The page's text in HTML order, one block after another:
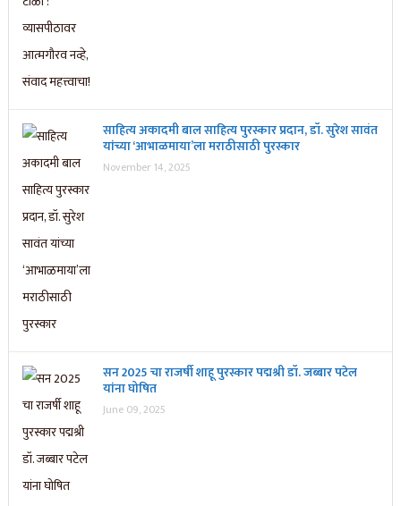
साहित्य अकादमी बाल साहित्य पुरस्कार प्रदान, डॉ. सुरेश सावंत
यांच्या ‘आभाळमाया’ला मराठीसाठी पुरस्कार
November 14, 2025
सन 2025 चा राजर्षी शाहू पुरस्कार प‌द्मश्री डॉ. जब्बार पटेल
यांना घोषित
June 09, 2025